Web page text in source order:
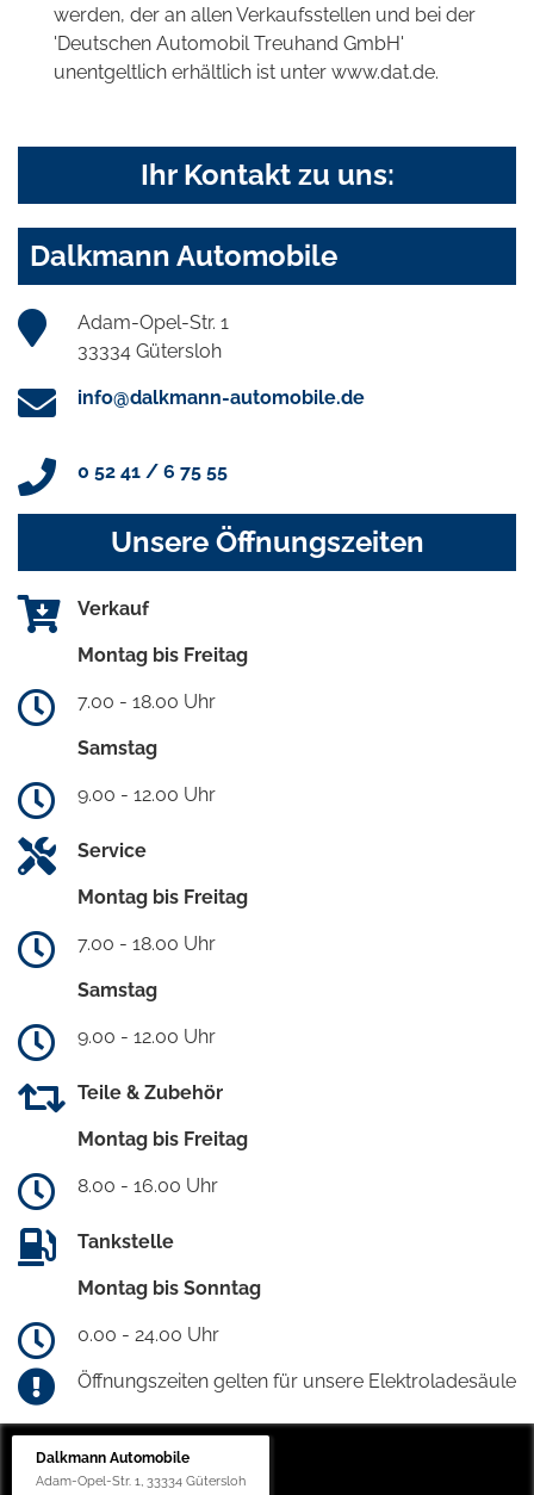
werden, der an allen Verkaufsstellen und bei der
'Deutschen Automobil Treuhand GmbH'
unentgeltlich erhältlich ist unter www.dat.de.
Ihr Kontakt zu uns:
Dalkmann Automobile
Adam-Opel-Str. 1
33334 Gütersloh
info@dalkmann-automobile.de
0 52 41 / 6 75 55
Unsere Öffnungszeiten
Verkauf
Montag bis Freitag
7.00 - 18.00 Uhr
Samstag
9.00 - 12.00 Uhr
Service
Montag bis Freitag
7.00 - 18.00 Uhr
Samstag
9.00 - 12.00 Uhr
Teile & Zubehör
Montag bis Freitag
8.00 - 16.00 Uhr
Tankstelle
Montag bis Sonntag
0.00 - 24.00 Uhr
Öffnungszeiten gelten für unsere Elektroladesäule
Dalkmann Automobile
Adam-Opel-Str. 1, 33334 Gütersloh